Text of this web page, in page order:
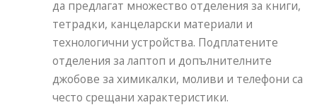
да предлагат множество отделения за книги,
тетрадки, канцеларски материали и
технологични устройства. Подплатените
отделения за лаптоп и допълнителните
джобове за химикалки, моливи и телефони са
често срещани характеристики.